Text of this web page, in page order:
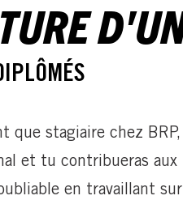
stagiaire chez
et tu contribueras aux
en travaillant